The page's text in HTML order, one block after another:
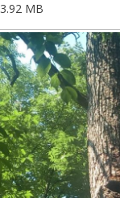
3.92 MB